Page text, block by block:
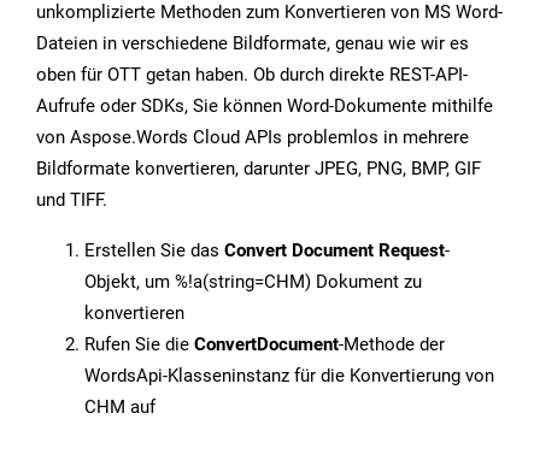
unkomplizierte Methoden zum Konvertieren von MS Word-
Dateien in verschiedene Bildformate, genau wie wir es
oben für OTT getan haben. Ob durch direkte REST-API-
Aufrufe oder SDKs, Sie können Word-Dokumente mithilfe
von Aspose.Words Cloud APIs problemlos in mehrere
Bildformate konvertieren, darunter JPEG, PNG, BMP, GIF
und TIFF.
Erstellen Sie das Convert Document Request-
Objekt, um %!a(string=CHM) Dokument zu
konvertieren
Rufen Sie die ConvertDocument-Methode der
WordsApi-Klasseninstanz für die Konvertierung von
CHM auf